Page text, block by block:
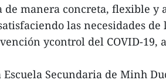
manera concreta, flexible y
las necesidades de
ycontrol del COVID-19,
Escuela Secundaria de Minh